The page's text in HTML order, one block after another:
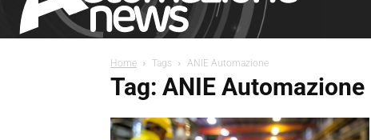
Home Tags ANIE Automazione
Tag: ANIE Automazione